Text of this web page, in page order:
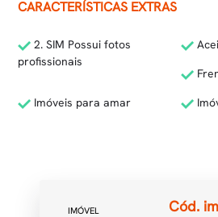
CARACTERÍSTICAS EXTRAS
2. SIM Possui fotos
profissionais
Imóveis para amar
IMÓVEL Cód.